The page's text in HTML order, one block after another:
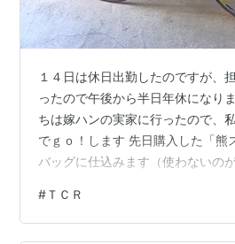
１４日は休日出勤したのですが、
ったので午後から半日年休になり
ちは嫁ハンの実家に行ったので、
でｇｏ！します 先日購入した「熊
バッグに仕込みます（使わないの
中山町 ⇒ 山辺町 ⇒ 朝日町 ⇒ 大江
ます これで約５０ｋｍくらいかな
#ＴＣＲ